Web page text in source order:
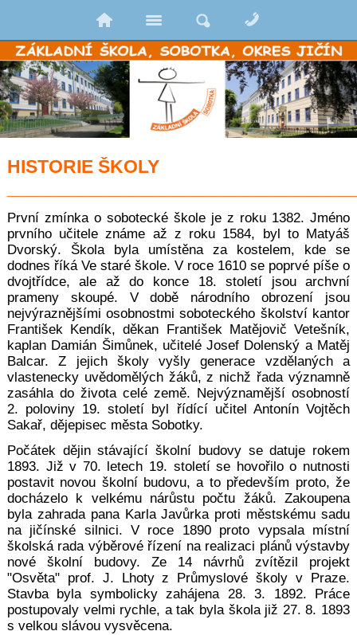
HISTORIE ŠKOLY
První zmínka o sobotecké škole je z roku 1382. Jméno
prvního učitele známe až z roku 1584, byl to Matyáš
Dvorský. Škola byla umístěna za kostelem, kde se
dodnes říká Ve staré škole. V roce 1610 se poprvé píše o
dvojtřídce, ale až do konce 18. století jsou archvní
prameny skoupé. V době národního obrození jsou
nejvýraznějšími osobnostmi soboteckého školství kantor
František Kendík, děkan František Matějovič Vetešník,
kaplan Damián Šimůnek, učitelé Josef Dolenský a Matěj
Balcar. Z jejich školy vyšly generace vzdělaných a
vlastenecky uvědomělých žáků, z nichž řada významně
zasáhla do života celé země. Nejvýznamější osobností
2. poloviny 19. století byl řídící učitel Antonín Vojtěch
Sakař, dějepisec města Sobotky.
Počátek dějin stávající školní budovy se datuje rokem
1893. Již v 70. letech 19. století se hovořilo o nutnosti
postavit novou školní budovu, a to především proto, že
docházelo k velkému nárůstu počtu žáků. Zakoupena
byla zahrada pana Karla Javůrka proti městskému sadu
na jičínské silnici. V roce 1890 proto vypsala místní
školská rada výběrové řízení na realizaci plánů výstavby
nové školní budovy. Ze 14 návrhů zvítězil projekt
"Osvěta" prof. J. Lhoty z Průmyslové školy v Praze.
Stavba byla symbolicky zahájena 28. 3. 1892. Práce
postupovaly velmi rychle, a tak byla škola již 27. 8. 1893
s velkou slávou vysvěcena.